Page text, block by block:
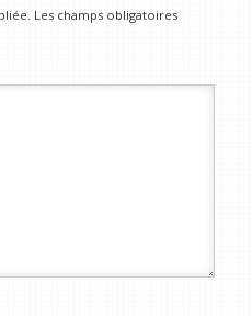
Les champs obligatoires